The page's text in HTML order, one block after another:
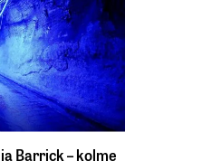
Barrick – kolme